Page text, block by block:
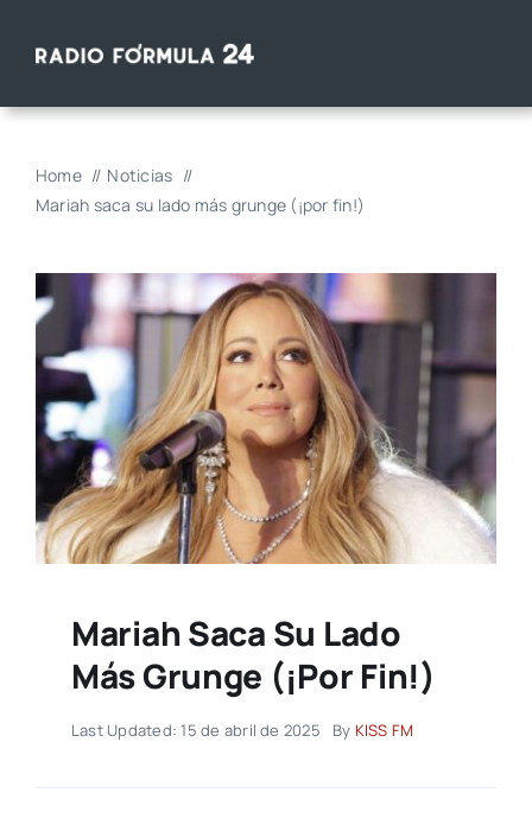
Home
Noticias
Mariah saca su lado más grunge (¡por fin!)
Mariah Saca Su Lado
Más Grunge (¡por Fin!)
Last Updated: 15 de abril de 2025 By KISS FM